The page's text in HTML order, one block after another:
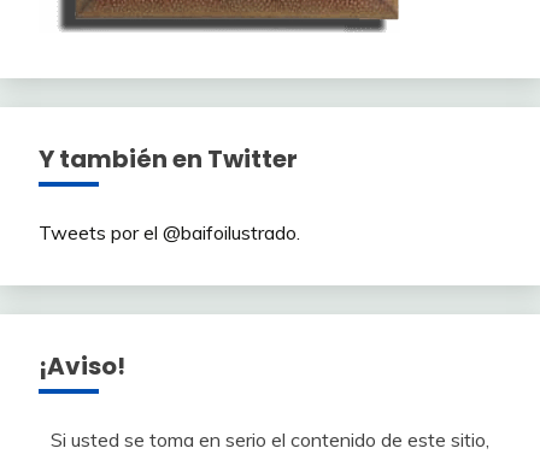
Y también en Twitter
Tweets por el @baifoilustrado.
¡Aviso!
Si usted se toma en serio el contenido de este sitio,